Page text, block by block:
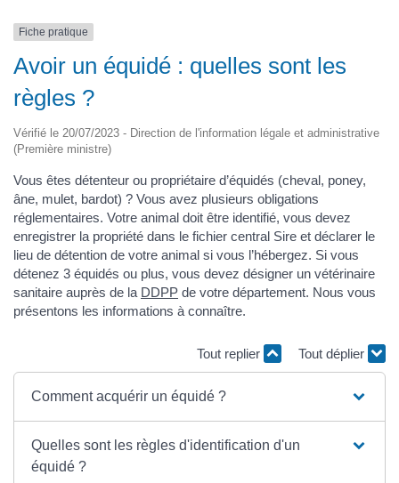
Fiche pratique
Avoir un équidé : quelles sont les
règles ?
Vérifié le 20/07/2023 - Direction de l'information légale et administrative
(Première ministre)
Vous êtes détenteur ou propriétaire d’équidés (cheval, poney,
âne, mulet, bardot) ? Vous avez plusieurs obligations
réglementaires. Votre animal doit être identifié, vous devez
enregistrer la propriété dans le fichier central Sire et déclarer le
lieu de détention de votre animal si vous l’hébergez. Si vous
détenez 3 équidés ou plus, vous devez désigner un vétérinaire
sanitaire auprès de la DDPP de votre département. Nous vous
présentons les informations à connaître.
Tout replier Tout déplier
Comment acquérir un équidé ?
Quelles sont les règles d'identification d'un
équidé ?